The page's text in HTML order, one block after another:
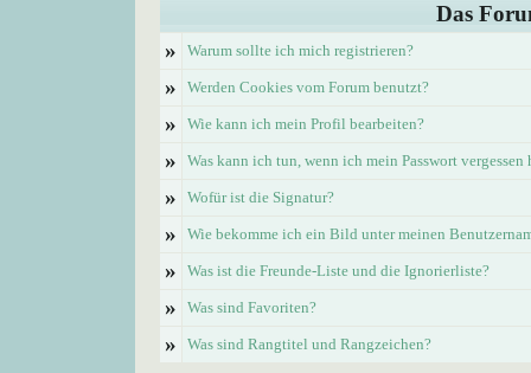
Das
»
Warum sollte ich mich registrieren?
» Werden Cookies vom Forum benutzt?
» Wie kann ich mein Profil bearbeiten?
» Was kann ich tun, wenn ich mein Passwort vergessen
» Wofür ist die Signatur?
» Wie bekomme ich ein Bild unter meinen
» Was ist die Freunde-Liste und die Ignorierliste?
» Was sind Favoriten?
» Was sind Rangtitel und Rangzeichen?